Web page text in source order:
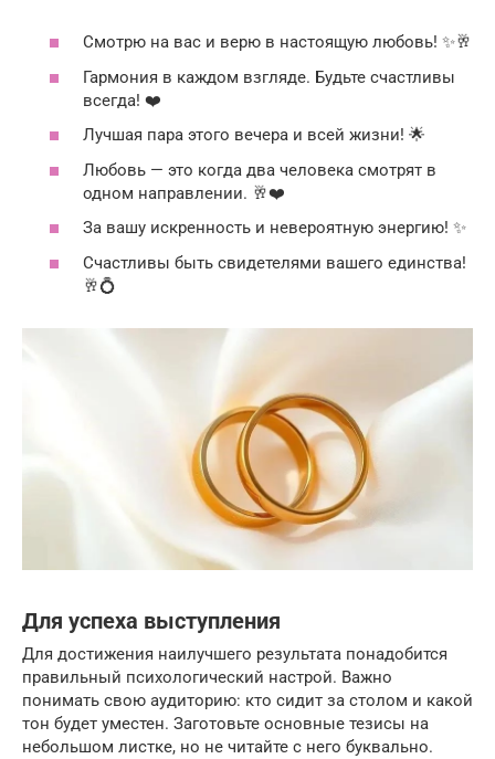
Смотрю на вас и верю в настоящую любовь! ✨🥂
Гармония в каждом взгляде. Будьте счастливы
всегда! ❤️
Лучшая пара этого вечера и всей жизни! 🌟
Любовь — это когда два человека смотрят в
одном направлении. 🥂❤️
За вашу искренность и невероятную энергию! ✨
Счастливы быть свидетелями вашего единства!
🥂💍
Для успеха выступления
Для достижения наилучшего результата понадобится
правильный психологический настрой. Важно
понимать свою аудиторию: кто сидит за столом и какой
тон будет уместен. Заготовьте основные тезисы на
небольшом листке, но не читайте с него буквально.